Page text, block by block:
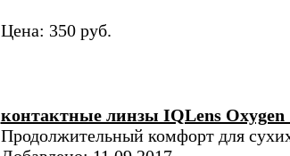
Цена: 350 руб.
контактные линзы IQLens Oxygen
Продолжительный комфорт для